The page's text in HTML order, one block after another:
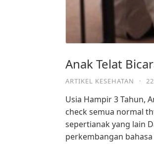
Anak Telat
ARTIKEL KESEHATAN ·
Usia Hampir 3 Tahun,
check semua normal
sepertianak yang lain
perkembangan